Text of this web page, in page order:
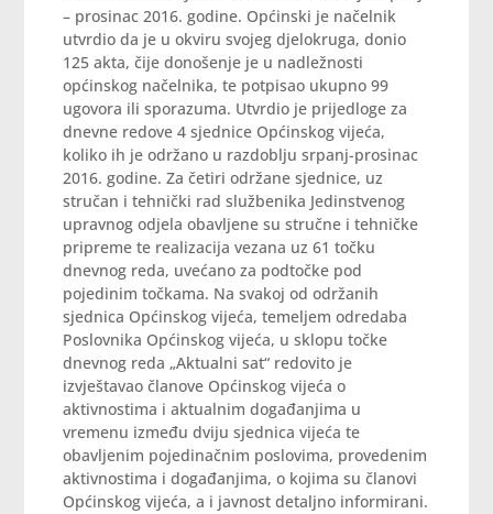
– prosinac 2016. godine. Općinski je načelnik
utvrdio da je u okviru svojeg djelokruga, donio
125 akta, čije donošenje je u nadležnosti
općinskog načelnika, te potpisao ukupno 99
ugovora ili sporazuma. Utvrdio je prijedloge za
dnevne redove 4 sjednice Općinskog vijeća,
koliko ih je održano u razdoblju srpanj-prosinac
2016. godine. Za četiri održane sjednice, uz
stručan i tehnički rad službenika Jedinstvenog
upravnog odjela obavljene su stručne i tehničke
pripreme te realizacija vezana uz 61 točku
dnevnog reda, uvećano za podtočke pod
pojedinim točkama. Na svakoj od održanih
sjednica Općinskog vijeća, temeljem odredaba
Poslovnika Općinskog vijeća, u sklopu točke
dnevnog reda „Aktualni sat“ redovito je
izvještavao članove Općinskog vijeća o
aktivnostima i aktualnim događanjima u
vremenu između dviju sjednica vijeća te
obavljenim pojedinačnim poslovima, provedenim
aktivnostima i događanjima, o kojima su članovi
Općinskog vijeća, a i javnost detaljno informirani.